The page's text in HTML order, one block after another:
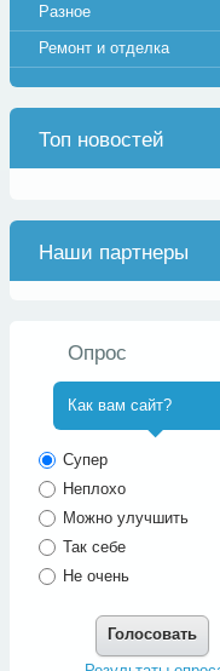
Разное
Ремонт и отделка
Топ новостей
Наши партнеры
Опрос
Как вам сайт?
Супер
Неплохо
Можно улучшить
Так себе
Не очень
Голосовать